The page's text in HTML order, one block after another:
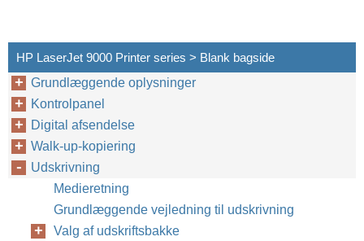
HP LaserJet 9000 Printer series > Blank bagside
Grundlæggende oplysninger
Kontrolpanel
Digital afsendelse
Walk-up-kopiering
Udskrivning
Medieretning
Grundlæggende vejledning til udskrivning
Valg af udskriftsbakke